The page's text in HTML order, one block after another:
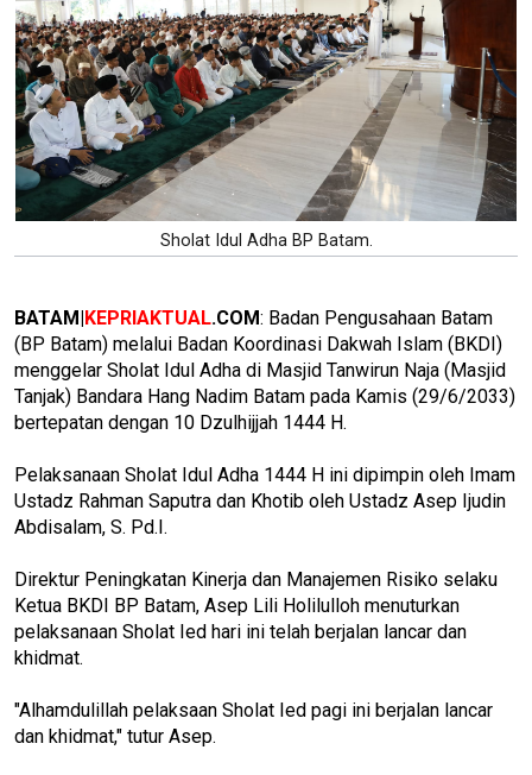
Sholat Idul Adha BP Batam.
BATAM|KEPRIAKTUAL.COM: Badan Pengusahaan Batam
(BP Batam) melalui Badan Koordinasi Dakwah Islam (BKDI)
menggelar Sholat Idul Adha di Masjid Tanwirun Naja (Masjid
Tanjak) Bandara Hang Nadim Batam pada Kamis (29/6/2033)
bertepatan dengan 10 Dzulhijjah 1444 H.
Pelaksanaan Sholat Idul Adha 1444 H ini dipimpin oleh Imam
Ustadz Rahman Saputra dan Khotib oleh Ustadz Asep Ijudin
Abdisalam, S. Pd.I.
Direktur Peningkatan Kinerja dan Manajemen Risiko selaku
Ketua BKDI BP Batam, Asep Lili Holilulloh menuturkan
pelaksanaan Sholat Ied hari ini telah berjalan lancar dan
khidmat.
"Alhamdulillah pelaksaan Sholat Ied pagi ini berjalan lancar
dan khidmat," tutur Asep.